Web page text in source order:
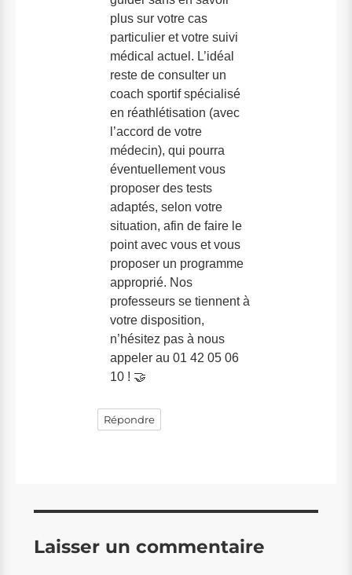
plus sur votre cas
particulier et votre suivi
médical actuel. L’idéal
reste de consulter un
coach sportif spécialisé
en réathlétisation (avec
l’accord de votre
médecin), qui pourra
éventuellement vous
proposer des tests
adaptés, selon votre
situation, afin de faire le
point avec vous et vous
proposer un programme
approprié. Nos
professeurs se tiennent à
votre disposition,
n’hésitez pas à nous
appeler au 01 42 05 06
10 ! 🤝
Répondre
Laisser un commentaire